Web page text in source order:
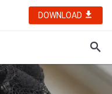
DOWNLOAD